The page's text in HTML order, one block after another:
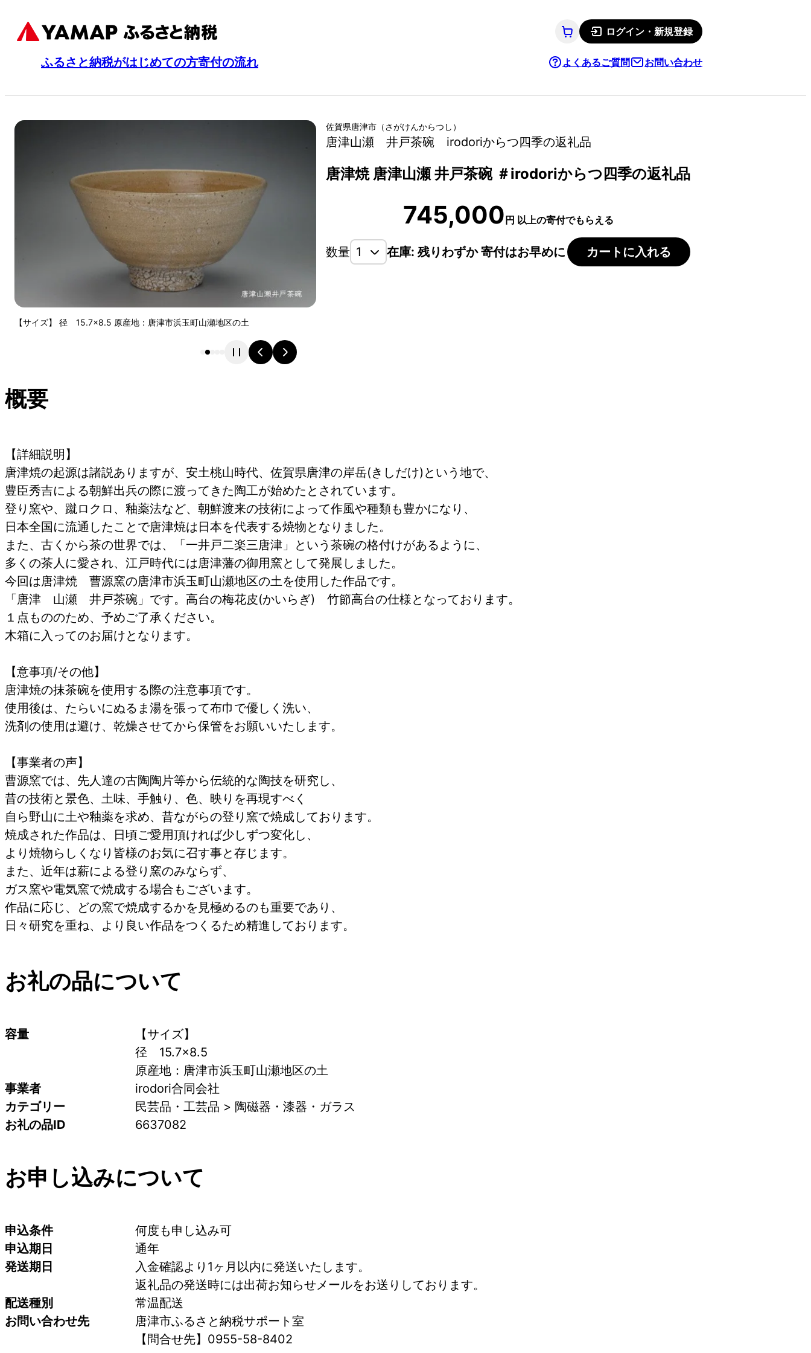
ログイン・新規登録
ふるさと納税がはじめての方寄付の流れ よくあるご質問 お問い合わせ
【サイズ】 径 15.7×8.5 原産地：唐津市浜玉町山瀬地区の土
佐賀県唐津市 （さがけんからつし ）
唐津山瀬 井戸茶碗 irodoriからつ四季の返礼品
唐津焼 唐津山瀬 井戸茶碗 ＃irodoriからつ四季の返礼品
745,000円 以上の寄付でもらえる
数量 在庫: 残りわずか 寄付はお早めに カートに入れる
概要
【詳細説明】
唐津焼の起源は諸説ありますが、安土桃山時代、佐賀県唐津の岸岳(きしだけ)という地で、
豊臣秀吉による朝鮮出兵の際に渡ってきた陶工が始めたとされています。
登り窯や、蹴ロクロ、釉薬法など、朝鮮渡来の技術によって作風や種類も豊かになり、
日本全国に流通したことで唐津焼は日本を代表する焼物となりました。
また、古くから茶の世界では、「一井戸二楽三唐津」という茶碗の格付けがあるように、
多くの茶人に愛され、江戸時代には唐津藩の御用窯として発展しました。
今回は唐津焼 曹源窯の唐津市浜玉町山瀬地区の土を使用した作品です。
「唐津 山瀬 井戸茶碗」です。高台の梅花皮(かいらぎ) 竹節高台の仕様となっております。
１点もののため、予めご了承ください。
木箱に入ってのお届けとなります。
【意事項/その他】
唐津焼の抹茶碗を使用する際の注意事項です。
使用後は、たらいにぬるま湯を張って布巾で優しく洗い、
洗剤の使用は避け、乾燥させてから保管をお願いいたします。
【事業者の声】
曹源窯では、先人達の古陶陶片等から伝統的な陶技を研究し、
昔の技術と景色、土味、手触り、色、映りを再現すべく
自ら野山に土や釉薬を求め、昔ながらの登り窯で焼成しております。
焼成された作品は、日頃ご愛用頂ければ少しずつ変化し、
より焼物らしくなり皆様のお気に召す事と存じます。
また、近年は薪による登り窯のみならず、
ガス窯や電気窯で焼成する場合もございます。
作品に応じ、どの窯で焼成するかを見極めるのも重要であり、
日々研究を重ね、より良い作品をつくるため精進しております。
お礼の品について
容量
【サイズ】
径　15.7×8.5
原産地：唐津市浜玉町山瀬地区の土
事業者
irodori合同会社
カテゴリー
民芸品・工芸品 > 陶磁器・漆器・ガラス
お礼の品ID
6637082
お申し込みについて
申込条件
何度も申し込み可
申込期日
通年
発送期日
入金確認より1ヶ月以内に発送いたします。
返礼品の発送時には出荷お知らせメールをお送りしております。
配送種別
常温配送
お問い合わせ先
唐津市ふるさと納税サポート室
【問合せ先】0955-58-8402